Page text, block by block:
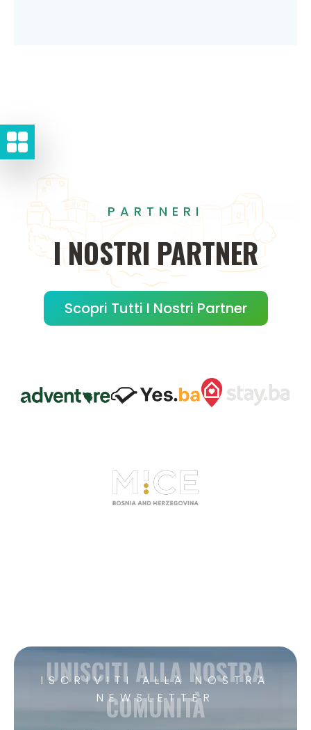
PARTNERI
INOSTRI PARTNER
Scopri Tutti I Nostri Partner
ISCRIVITI ALLA NOSTRA
NEWSLETTER
UNISCITI ALLA NOSTRA
COMUNITÀ